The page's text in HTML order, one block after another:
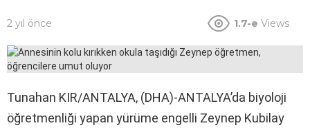
2 yıl önce 1.7-e Views
Tunahan KIR/ANTALYA, (DHA)-ANTALYA’da biyoloji
öğretmenliği yapan yürüme engelli Zeynep Kubilay